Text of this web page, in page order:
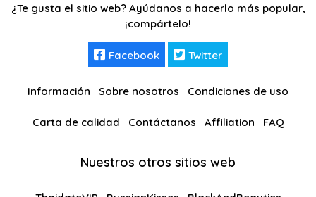
¿Te gusta el sitio web? Ayúdanos a hacerlo más popular,
¡compártelo!
Facebook Twitter
Información Sobre nosotros Condiciones de uso
Carta de calidad Contáctanos Affiliation FAQ
Nuestros otros sitios web